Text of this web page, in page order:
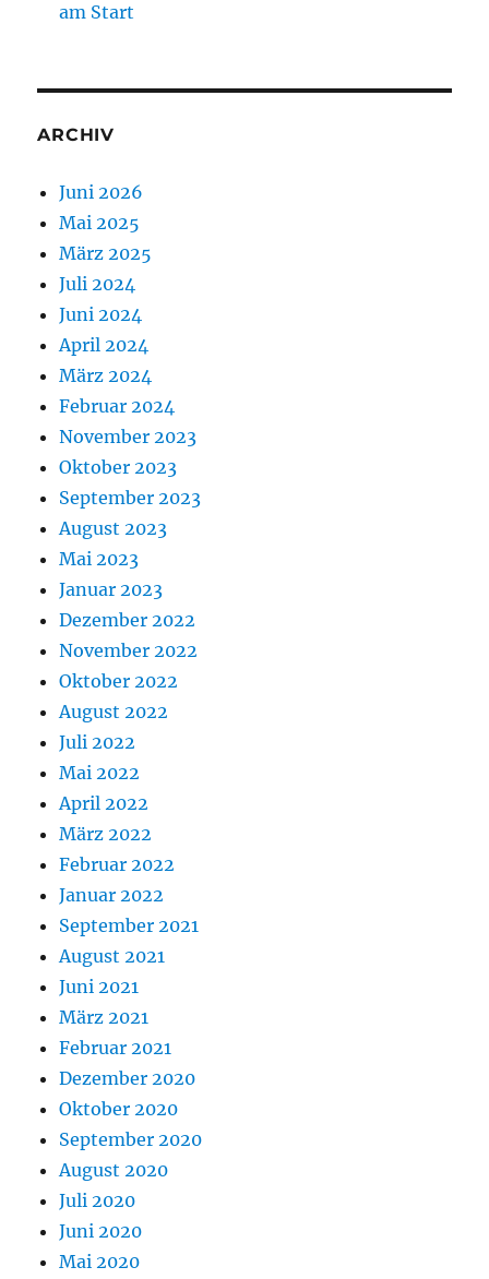
am Start
ARCHIV
Juni 2026
Mai 2025
März 2025
Juli 2024
Juni 2024
April 2024
März 2024
Februar 2024
November 2023
Oktober 2023
September 2023
August 2023
Mai 2023
Januar 2023
Dezember 2022
November 2022
Oktober 2022
August 2022
Juli 2022
Mai 2022
April 2022
März 2022
Februar 2022
Januar 2022
September 2021
August 2021
Juni 2021
März 2021
Februar 2021
Dezember 2020
Oktober 2020
September 2020
August 2020
Juli 2020
Juni 2020
Mai 2020